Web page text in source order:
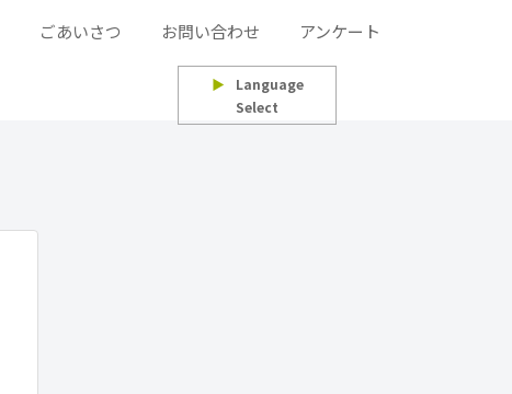
ごあいさつ お問い合わせ アンケート
▶
Language
Select